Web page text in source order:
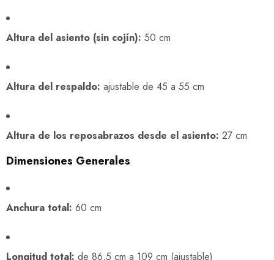
Altura del asiento (sin cojín): 50 cm
Altura del respaldo: ajustable de 45 a 55 cm
Altura de los reposabrazos desde el asiento: 27 cm
Dimensiones Generales
Anchura total: 60 cm
Longitud total: de 86,5 cm a 109 cm (ajustable)